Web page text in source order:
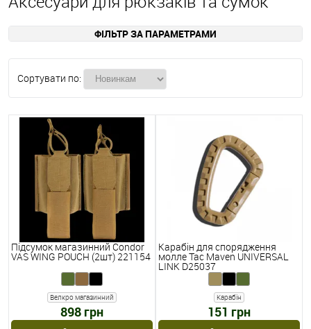
ФІЛЬТР ЗА ПАРАМЕТРАМИ
Сортувати по:
Підсумок магазинний Condor
VAS WING POUCH (2шт) 221154
Велкро магазинний
898 грн
Карабін для спорядження
молле Tac Maven UNIVERSAL
LINK D25037
Карабін
151 грн